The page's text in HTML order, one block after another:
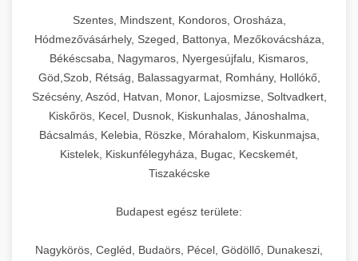
Szentes, Mindszent, Kondoros, Orosháza,
Hódmezővásárhely, Szeged, Battonya, Mezőkovácsháza,
Békéscsaba, Nagymaros, Nyergesújfalu, Kismaros,
Göd,Szob, Rétság, Balassagyarmat, Romhány, Hollókő,
Szécsény, Aszód, Hatvan, Monor, Lajosmizse, Soltvadkert,
Kiskőrös, Kecel, Dusnok, Kiskunhalas, Jánoshalma,
Bácsalmás, Kelebia, Röszke, Mórahalom, Kiskunmajsa,
Kistelek, Kiskunfélegyháza, Bugac, Kecskemét,
Tiszakécske
Budapest egész területe:
Nagykörös, Cegléd, Budaörs, Pécel, Gödöllő, Dunakeszi,